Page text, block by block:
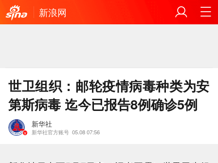
新浪网
世卫组织：邮轮疫情病毒种类为安
第斯病毒 迄今已报告8例确诊5例
新华社
新华社官方账号 05.08 07:56